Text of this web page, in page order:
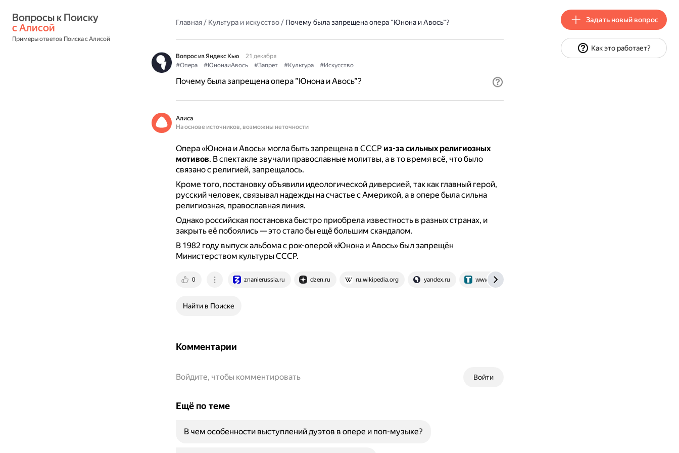
с Алисой
Примеры ответов Поиска с Алисой
Главная/ Культура и искусство/ Почему была запрещена опера ”Юнона и Авось”?
Вопрос из Яндекс Кью
21 декабря
#Опера
#ЮнонаиАвось #Запрет #Культура #Искусство
Почему была запрещена опера ”Юнона и Авось”?
Алиса
На основе источников, возможны неточности
Опера «Юнона и Авось» могла быть запрещена в СССР из-за сильных религиозных
мотивов. В спектакле звучали православные молитвы, а в то время всё, что было
связано с религией, запрещалось.
Кроме того, постановку объявили идеологической диверсией, так как главный герой,
русский человек, связывал надежды на счастье с Америкой, а в опере была сильна
религиозная, православная линия.
Однако российская постановка быстро приобрела известность в разных странах, и
закрыть её побоялись — это стало бы ещё большим скандалом.
В 1982 году выпуск альбома с рок-оперой «Юнона и Авось» был запрещён
Министерством культуры СССР.
0 znanierussia.ru dzen.ru ru.wikipedia.org yandex.ru www.trud.ru
Найти в Поиске
Комментарии
Войти
Войдите, чтобы комментировать
Ещё по теме
В чем особенности выступлений дуэтов в опере и поп-музыке?
Задать новый вопрос
Как это работает?